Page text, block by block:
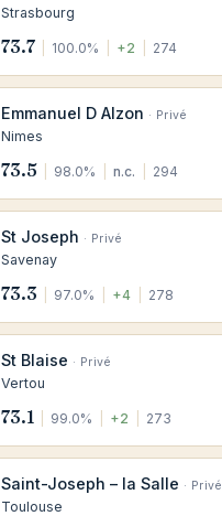
Strasbourg
73.7 100.0% +2 274
Emmanuel D Alzon · Privé
Nimes
73.5 98.0% n.c. 294
St Joseph · Privé
Savenay
73.3 97.0% +4 278
St Blaise · Privé
Vertou
73.1 99.0% +2 273
Saint-Joseph – la Salle · Privé
Toulouse